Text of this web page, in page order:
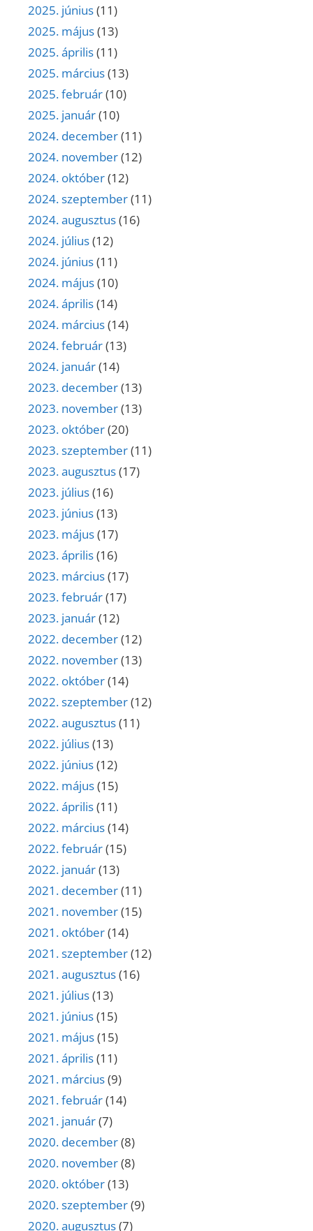
2025. június(11)
2025. május(13)
2025. április(11)
2025. március(13)
2025. február(10)
2025. január(10)
2024. december(11)
2024. november(12)
2024. október(12)
2024. szeptember(11)
2024. augusztus(16)
2024. július(12)
2024. június(11)
2024. május(10)
2024. április(14)
2024. március(14)
2024. február(13)
2024. január(14)
2023. december(13)
2023. november(13)
2023. október(20)
2023. szeptember(11)
2023. augusztus(17)
2023. július(16)
2023. június(13)
2023. május(17)
2023. április(16)
2023. március(17)
2023. február(17)
2023. január(12)
2022. december(12)
2022. november(13)
2022. október(14)
2022. szeptember(12)
2022. augusztus(11)
2022. július(13)
2022. június(12)
2022. május(15)
2022. április(11)
2022. március(14)
2022. február(15)
2022. január(13)
2021. december(11)
2021. november(15)
2021. október(14)
2021. szeptember(12)
2021. augusztus(16)
2021. július(13)
2021. június(15)
2021. május(15)
2021. április(11)
2021. március(9)
2021. február(14)
2021. január(7)
2020. december(8)
2020. november(8)
2020. október(13)
2020. szeptember(9)
2020. augusztus(7)